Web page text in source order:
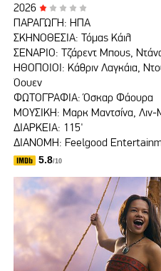
2026
ΠΑΡΑΓΩΓΗ: ΗΠΑ
ΣΚΗΝΟΘΕΣΙΑ: Τόμας Κάιλ
ΣΕΝΑΡΙΟ: Τζάρεντ Μπους,
ΗΘΟΠΟΙΟΙ: Κάθριν Λαγκάια,
Όουεν
ΦΩΤΟΓΡΑΦΙΑ: Όσκαρ Φάουρα
ΜΟΥΣΙΚΗ: Μαρκ Μαντσίνα, Λιν-
ΔΙΑΡΚΕΙΑ: 115'
ΔΙΑΝΟΜΗ: Feelgood
5.8/10